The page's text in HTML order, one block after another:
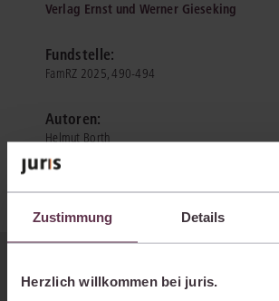
Zustimmung Details
Herzlich willkommen bei juris.
Verlag Ernst und Werner Gieseking
Fundstelle:
FamRZ 2025, 490-494
Autoren:
Helmut Borth
Sie kennen juris noch nicht?